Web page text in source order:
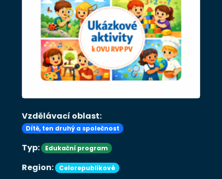
Vzdělávací oblast:
Dítě, ten druhý a společnost
Typ: Edukační program
Region: Celorepublikové